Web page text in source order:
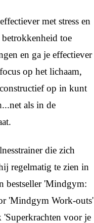
met stress en
toe
en ga je effectiever
op het lichaam,
op in kunt
als in de
die zich
regelmatig te zien in
bestseller 'Mindgym:
'Mindgym Work-outs'
voor je